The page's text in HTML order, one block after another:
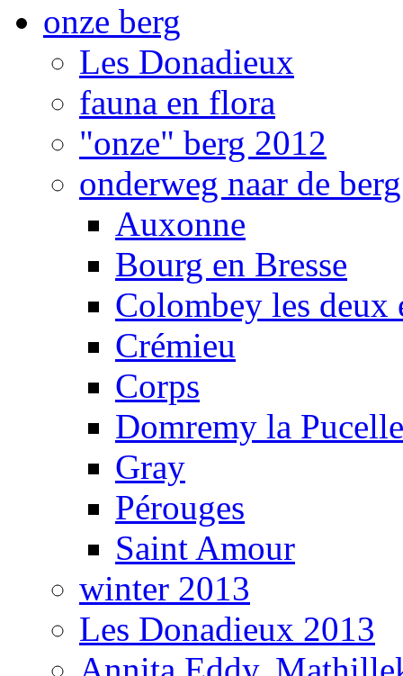
onze berg
Les Donadieux
fauna en flora
"onze" berg 2012
onderweg naar de
Auxonne
Bourg en Bresse
Colombey les deux
Crémieu
Corps
Domremy la Pucelle
Gray
Pérouges
Saint Amour
winter 2013
Les Donadieux 2013